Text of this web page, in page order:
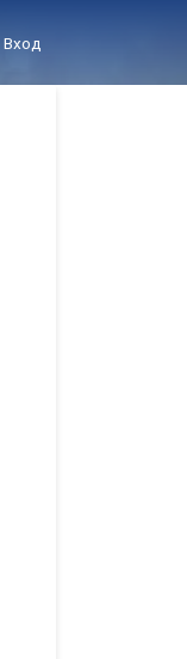
Вход